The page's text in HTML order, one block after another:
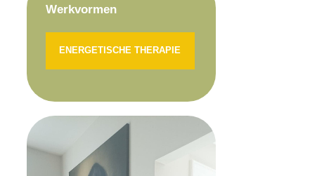
Werkvormen
ENERGETISCHE THERAPIE